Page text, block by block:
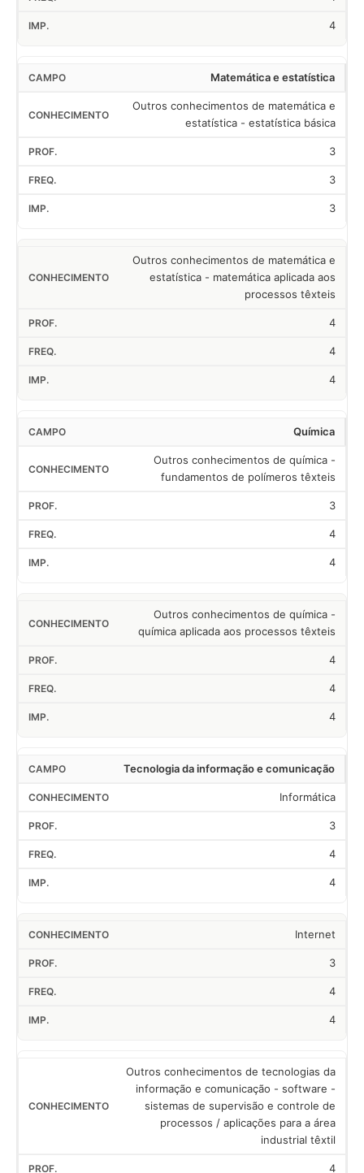
4
Matemática e estatística
Outros conhecimentos de matemática e
estatística - estatística básica
3
3
3
Outros conhecimentos de matemática e
estatística - matemática aplicada aos
processos têxteis
4
4
4
Química
Outros conhecimentos de química -
fundamentos de polímeros têxteis
3
4
4
Outros conhecimentos de química -
química aplicada aos processos têxteis
4
4
4
Tecnologia da informação e comunicação
Informática
3
4
4
Internet
3
4
4
Outros conhecimentos de tecnologias da
informação e comunicação - software -
sistemas de supervisão e controle de
processos / aplicações para a área
industrial têxtil
4